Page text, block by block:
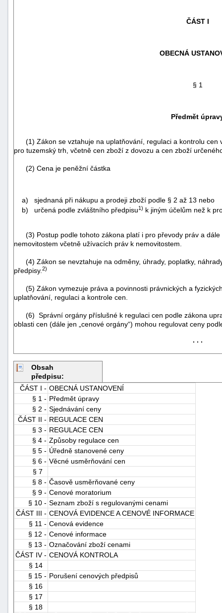
ČÁST I
OBECNÁ
§ 1
Předmět
(1) Zákon se vztahuje na uplatňování, regulaci a kontrolu cen
pro tuzemský trh, včetně cen zboží z dovozu a cen zboží
(2) Cena je peněžní částka
a) sjednaná při nákupu a prodeji zboží podle § 2 až 13 nebo
b) určená podle zvláštního předpisu1) k jiným účelům než k
(3) Postup podle tohoto zákona platí i pro převody práv a dále
nemovitostem včetně užívacích práv k nemovitostem.
(4) Zákon se nevztahuje na odměny, úhrady, poplatky,
předpisy. 2)
(5) Zákon vymezuje práva a povinnosti právnických a
uplatňování, regulaci a kontrole cen.
(6) Správní orgány příslušné k regulaci cen podle zákona
oblasti cen (dále jen „cenové orgány“) mohou regulovat ceny
. . .
Obsah
předpisu:
ČÁST I - OBECNÁ USTANOVENÍ
§ 1 - Předmět úpravy
§ 2 - Sjednávání ceny
ČÁST II - REGULACE CEN
§ 3 - REGULACE CEN
§ 4 - Způsoby regulace cen
§ 5 - Úředně stanovené ceny
§ 6 - Věcné usměrňování cen
§ 7
§ 8 - Časově usměrňované ceny
§ 9 - Cenové moratorium
§ 10 - Seznam zboží s regulovanými cenami
ČÁST III - CENOVÁ EVIDENCE A CENOVÉ INFORMACE
§ 11 - Cenová evidence
§ 12 - Cenové informace
§ 13 - Označování zboží cenami
ČÁST IV - CENOVÁ KONTROLA
§ 14
§ 15 - Porušení cenových předpisů
§ 16
§ 17
§ 18
škody
+náhrady